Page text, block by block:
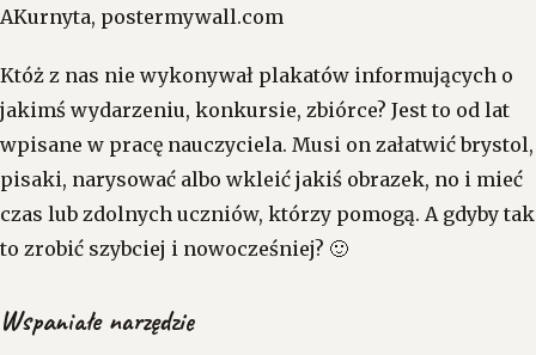
AKurnyta, postermywall.com
Któż z nas nie wykonywał plakatów informujących o
jakimś wydarzeniu, konkursie, zbiórce? Jest to od lat
wpisane w pracę nauczyciela. Musi on załatwić brystol,
pisaki, narysować albo wkleić jakiś obrazek, no i mieć
czas lub zdolnych uczniów, którzy pomogą. A gdyby tak
to zrobić szybciej i nowocześniej? 🙂
Wspaniałe narzędzie